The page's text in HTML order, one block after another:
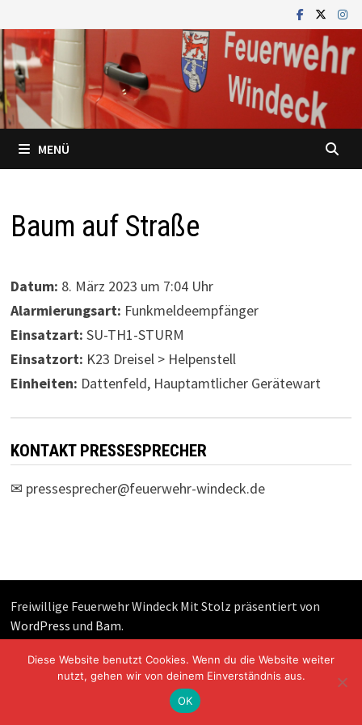
Inhalt
springen
MENÜ
Baum auf Straße
Datum: 8. März 2023 um 7:04 Uhr
Alarmierungsart: Funkmeldeempfänger
Einsatzart: SU-TH1-STURM
Einsatzort: K23 Dreisel > Helpenstell
Einheiten: Dattenfeld, Hauptamtlicher Gerätewart
KONTAKT PRESSESPRECHER
✉ pressesprecher@feuerwehr-windeck.de
Freiwillige Feuerwehr Windeck Mit Stolz präsentiert von
WordPress und Bam.
Diese Website benutzt Cookies. Wenn du die Website weiter
nutzt, gehen wir von deinem Einverständnis aus.
OK